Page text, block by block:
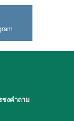
ชงคำถาม